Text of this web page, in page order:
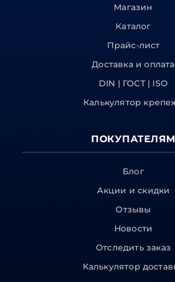
Магазин
Каталог
Прайс-лист
Доставка и оплата
DIN | ГОСТ | ISO
Калькулятор
ПОКУПАТЕЛЯМ
Блог
Акции и скидки
Отзывы
Новости
Отследить заказ
Калькулятор